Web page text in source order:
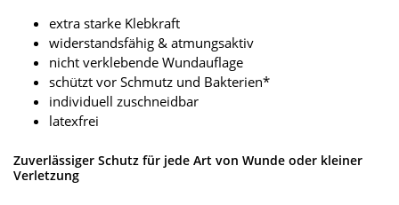
extra starke Klebkraft
widerstandsfähig & atmungsaktiv
nicht verklebende Wundauflage
schützt vor Schmutz und Bakterien*
individuell zuschneidbar
latexfrei
Zuverlässiger Schutz für jede Art von Wunde oder kleiner
Verletzung